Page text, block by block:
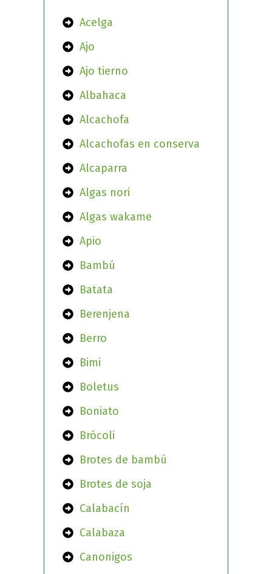
Acelga
Ajo
Ajo tierno
Albahaca
Alcachofa
Alcachofas en conserva
Alcaparra
Algas nori
Algas wakame
Apio
Bambú
Batata
Berenjena
Berro
Bimi
Boletus
Boniato
Brócoli
Brotes de bambú
Brotes de soja
Calabacín
Calabaza
Canonigos